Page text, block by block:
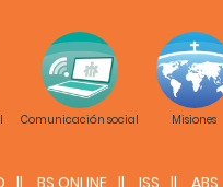
giovani confratelli in
particolarmente. I
media delle risposte
(4)
(4,5)
(1)
Comunicación social Misiones